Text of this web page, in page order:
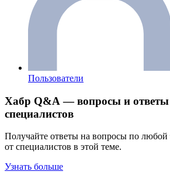
Пользователи
Хабр Q&A — вопросы и ответы
специалистов
Получайте ответы на вопросы по любой
от специалистов в этой теме.
Узнать больше